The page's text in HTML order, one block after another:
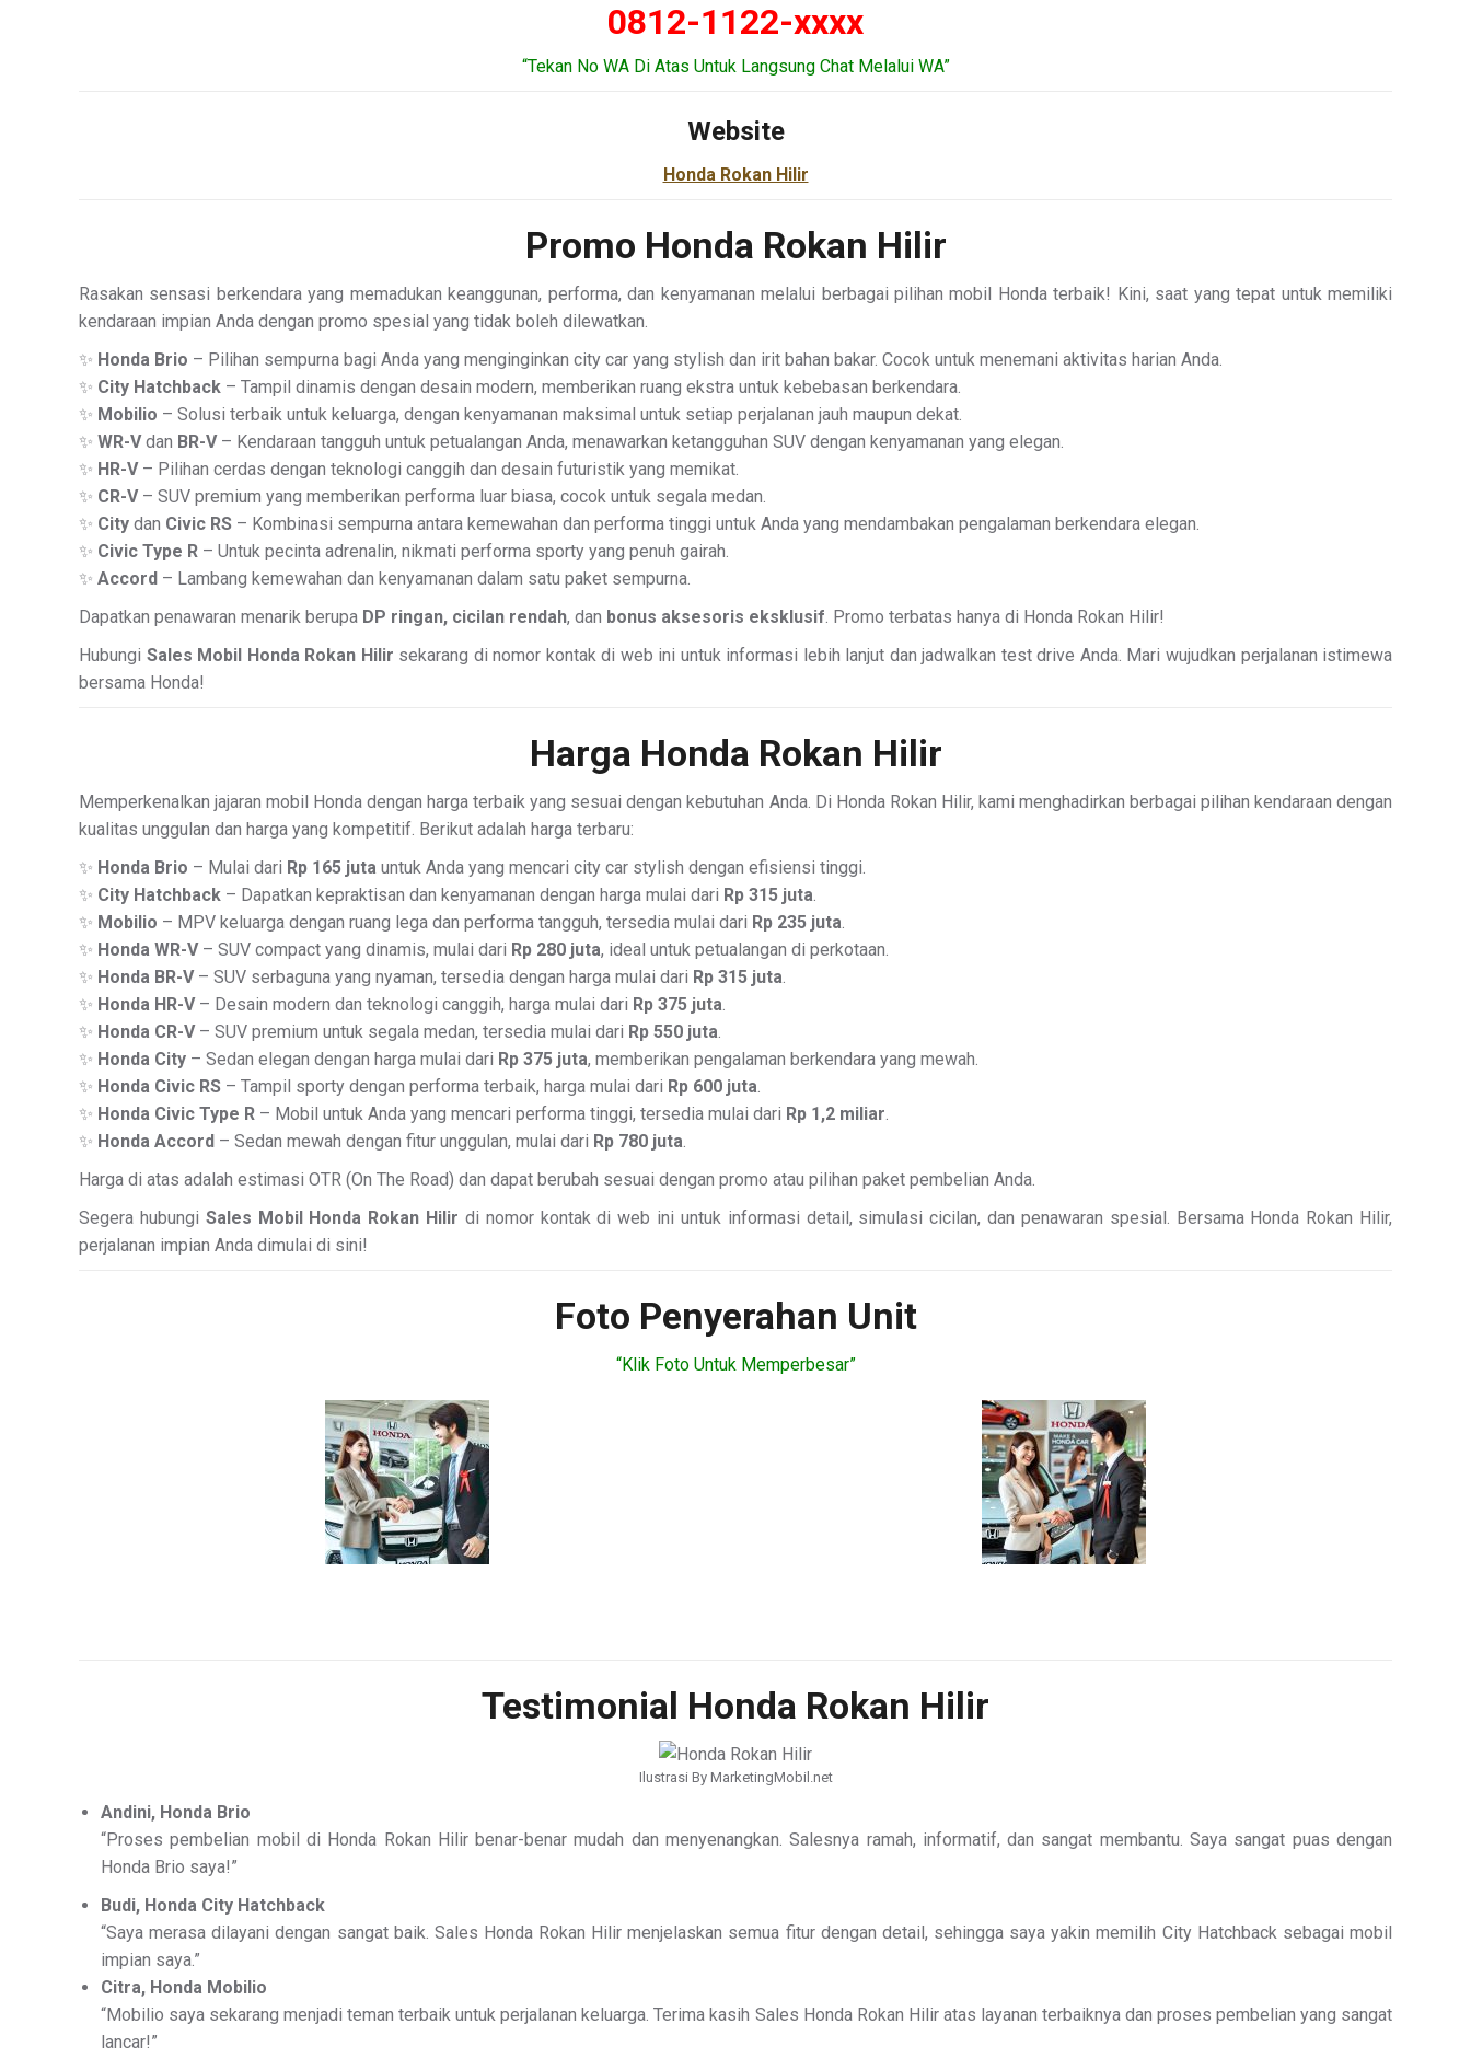
0812-1122-xxxx
“Tekan No WA Di Atas Untuk Langsung Chat Melalui WA”
Website
Honda Rokan Hilir
Promo Honda Rokan Hilir
Rasakan sensasi berkendara yang memadukan keanggunan, performa, dan kenyamanan melalui berbagai pilihan mobil Honda terbaik! Kini, saat yang tepat untuk memiliki
kendaraan impian Anda dengan promo spesial yang tidak boleh dilewatkan.
✨ Honda Brio – Pilihan sempurna bagi Anda yang menginginkan city car yang stylish dan irit bahan bakar. Cocok untuk menemani aktivitas harian Anda.
✨ City Hatchback – Tampil dinamis dengan desain modern, memberikan ruang ekstra untuk kebebasan berkendara.
✨ Mobilio – Solusi terbaik untuk keluarga, dengan kenyamanan maksimal untuk setiap perjalanan jauh maupun dekat.
✨ WR-Vdan BR-V– Kendaraan tangguh untuk petualangan Anda, menawarkan ketangguhan SUV dengan kenyamanan yang elegan.
✨ HR-V– Pilihan cerdas dengan teknologi canggih dan desain futuristik yang memikat.
✨ CR-V– SUV premium yang memberikan performa luar biasa, cocok untuk segala medan.
✨ City dan Civic RS – Kombinasi sempurna antara kemewahan dan performa tinggi untuk Anda yang mendambakan pengalaman berkendara elegan.
✨ Civic Type R – Untuk pecinta adrenalin, nikmati performa sporty yang penuh gairah.
✨ Accord – Lambang kemewahan dan kenyamanan dalam satu paket sempurna.
Dapatkan penawaran menarik berupa DP ringan, cicilan rendah, dan bonus aksesoris eksklusif. Promo terbatas hanya di Honda Rokan Hilir!
Hubungi Sales Mobil Honda Rokan Hilir sekarang di nomor kontak di web ini untuk informasi lebih lanjut dan jadwalkan test drive Anda. Mari wujudkan perjalanan istimewa
bersama Honda!
Harga Honda Rokan Hilir
Memperkenalkan jajaran mobil Honda dengan harga terbaik yang sesuai dengan kebutuhan Anda. Di Honda Rokan Hilir, kami menghadirkan berbagai pilihan kendaraan dengan
kualitas unggulan dan harga yang kompetitif. Berikut adalah harga terbaru:
✨ Honda Brio – Mulai dari Rp 165 juta untuk Anda yang mencari city car stylish dengan efisiensi tinggi.
✨ City Hatchback – Dapatkan kepraktisan dan kenyamanan dengan harga mulai dari Rp 315 juta.
✨ Mobilio – MPV keluarga dengan ruang lega dan performa tangguh, tersedia mulai dari Rp 235 juta.
✨ Honda WR-V– SUV compact yang dinamis, mulai dari Rp 280 juta, ideal untuk petualangan di perkotaan.
✨ Honda BR-V– SUV serbaguna yang nyaman, tersedia dengan harga mulai dari Rp 315 juta.
✨ Honda HR-V– Desain modern dan teknologi canggih, harga mulai dari Rp 375 juta.
✨ Honda CR-V– SUV premium untuk segala medan, tersedia mulai dari Rp 550 juta.
✨ Honda City – Sedan elegan dengan harga mulai dari Rp 375 juta, memberikan pengalaman berkendara yang mewah.
✨ Honda Civic RS – Tampil sporty dengan performa terbaik, harga mulai dari Rp 600 juta.
✨ Honda Civic Type R – Mobil untuk Anda yang mencari performa tinggi, tersedia mulai dari Rp 1,2 miliar.
✨ Honda Accord – Sedan mewah dengan fitur unggulan, mulai dari Rp 780 juta.
Harga di atas adalah estimasi OTR (On The Road) dan dapat berubah sesuai dengan promo atau pilihan paket pembelian Anda.
Segera hubungi Sales Mobil Honda Rokan Hilir di nomor kontak di web ini untuk informasi detail, simulasi cicilan, dan penawaran spesial. Bersama Honda Rokan Hilir,
perjalanan impian Anda dimulai di sini!
Foto Penyerahan Unit
“Klik Foto Untuk Memperbesar”
Testimonial Honda Rokan Hilir
Ilustrasi By MarketingMobil.net
Andini, Honda Brio
“Proses pembelian mobil di Honda Rokan Hilir benar-benar mudah dan menyenangkan. Salesnya ramah, informatif, dan sangat membantu. Saya sangat puas dengan
Honda Brio saya!”
Budi, Honda City Hatchback
“Saya merasa dilayani dengan sangat baik. Sales Honda Rokan Hilir menjelaskan semua fitur dengan detail, sehingga saya yakin memilih City Hatchback sebagai mobil
impian saya.”
Citra, Honda Mobilio
“Mobilio saya sekarang menjadi teman terbaik untuk perjalanan keluarga. Terima kasih Sales Honda Rokan Hilir atas layanan terbaiknya dan proses pembelian yang sangat
lancar!”